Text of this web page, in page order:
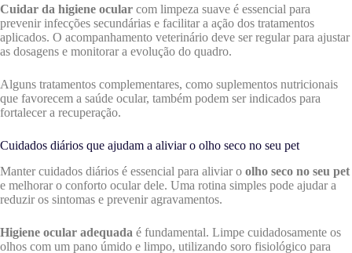
Cuidar da higiene ocular com limpeza suave é essencial para
prevenir infecções secundárias e facilitar a ação dos tratamentos
aplicados. O acompanhamento veterinário deve ser regular para ajustar
as dosagens e monitorar a evolução do quadro.
Alguns tratamentos complementares, como suplementos nutricionais
que favorecem a saúde ocular, também podem ser indicados para
fortalecer a recuperação.
Cuidados diários que ajudam a aliviar o olho seco no seu pet
Manter cuidados diários é essencial para aliviar o olho seco no seu pet
e melhorar o conforto ocular dele. Uma rotina simples pode ajudar a
reduzir os sintomas e prevenir agravamentos.
Higiene ocular adequada é fundamental. Limpe cuidadosamente os
olhos com um pano úmido e limpo, utilizando soro fisiológico para